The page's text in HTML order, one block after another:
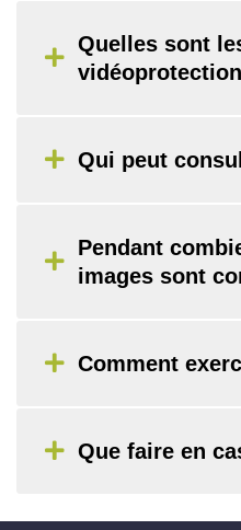
Quelles sont
Qui peut
Pendant
images sont
Comment
Que faire en